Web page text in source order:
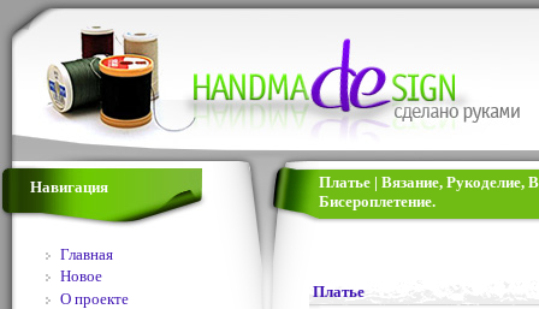
Навигация
Главная
Новое
О проекте
Платье | Вязание,
Бисероплетение.
Платье